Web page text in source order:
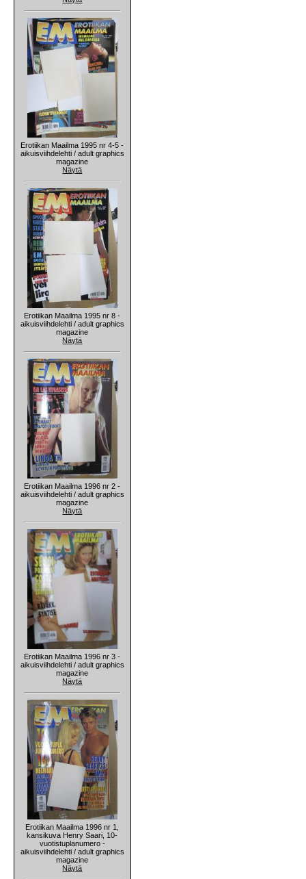
Erotiikan Maailma 1995 nr 4-5 -
aikuisviihdelehti / adult graphics
magazine
Näytä
Erotiikan Maailma 1995 nr 8 -
aikuisviihdelehti / adult graphics
magazine
Näytä
Erotiikan Maailma 1996 nr 2 -
aikuisviihdelehti / adult graphics
magazine
Näytä
Erotiikan Maailma 1996 nr 3 -
aikuisviihdelehti / adult graphics
magazine
Näytä
Erotiikan Maailma 1996 nr 1,
kansikuva Henry Saari, 10-
vuotistuplanumero -
aikuisviihdelehti / adult graphics
magazine
Näytä